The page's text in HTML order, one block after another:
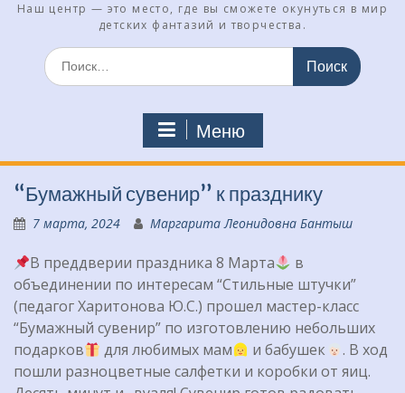
Наш центр — это место, где вы сможете окунуться в мир
детских фантазий и творчества.
Искать:
Меню
“Бумажный сувенир” к празднику
7 марта, 2024 Маргарита Леонидовна Бантыш
В преддверии праздника 8 Марта
в
объединении по интересам “Стильные штучки”
(педагог Харитонова Ю.С.) прошел мастер-класс
“Бумажный сувенир” по изготовлению небольших
подарков
для любимых мам и бабушек
. В ход
пошли разноцветные салфетки и коробки от яиц.